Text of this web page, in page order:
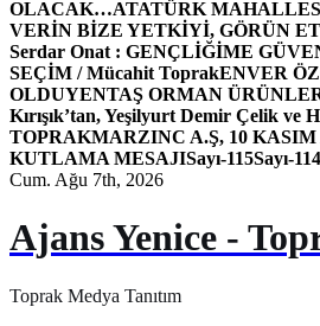
OLACAK…ATATÜRK
VERİN BİZE YETKİYİ, GÖRÜN
Serdar Onat : GENÇLİĞİME
SEÇİM / Mücahit ToprakENVER
OLDUYENTAŞ ORMAN
Kırışık’tan, Yeşilyurt Demir Çelik
TOPRAKMARZINC A.Ş, 10
KUTLAMA MESAJISayı-115Sayı-114
Cum. Ağu 7th, 2026
Ajans Yenice -
Toprak Medya Tanıtım